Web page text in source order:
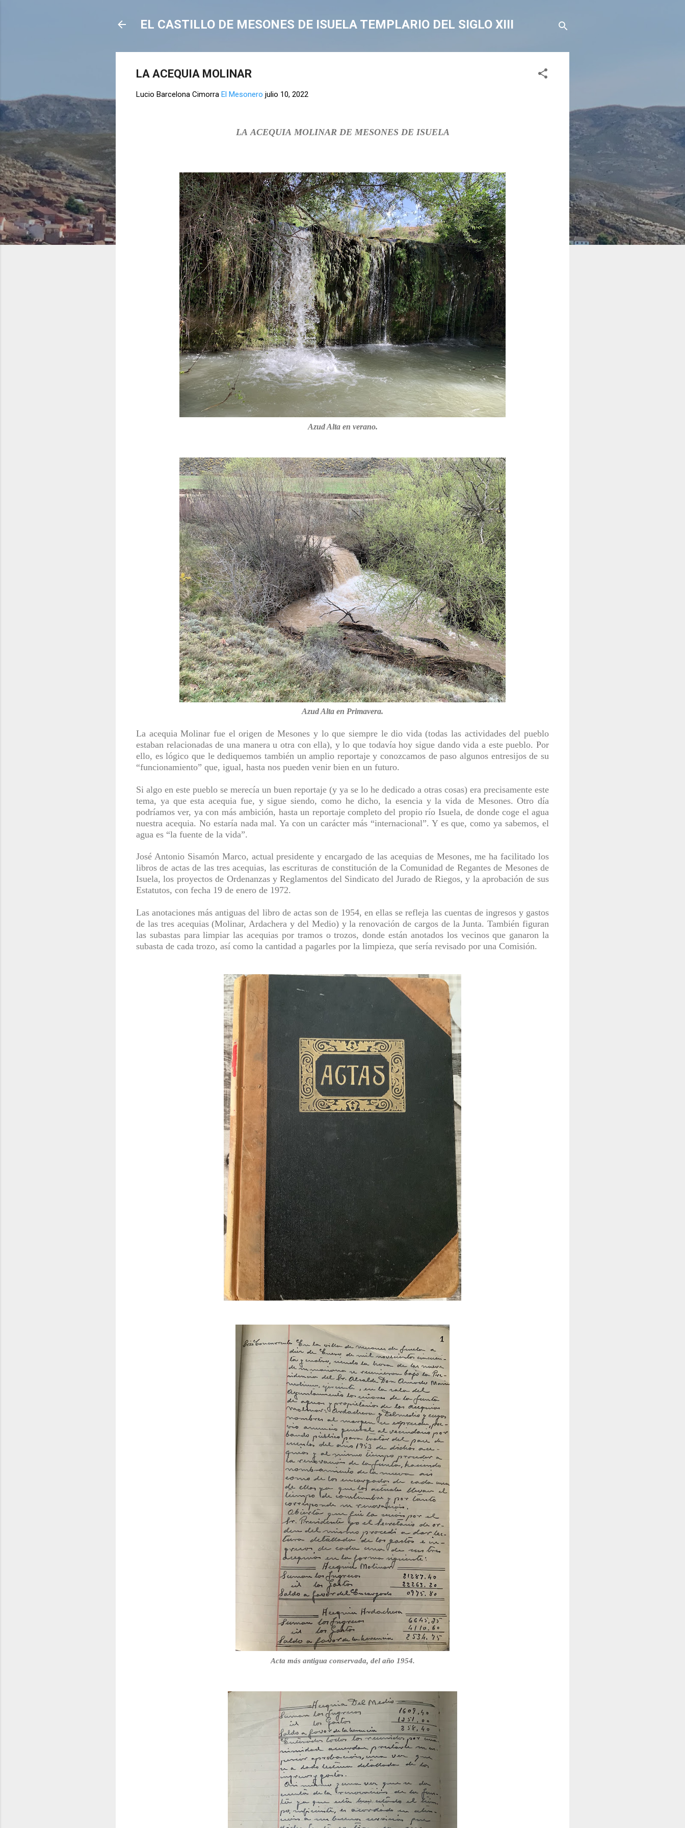
EL CASTILLO DE MESONES DE ISUELA TEMPLARIO DEL SIGLO XIII
LA ACEQUIA MOLINAR
Lucio Barcelona Cimorra El Mesonero julio 10, 2022
LA ACEQUIA MOLINAR DE MESONES DE ISUELA
Azud Alta en verano.
Azud Alta en Primavera.
La acequia Molinar fue el origen de Mesones y lo que siempre le dio vida (todas las actividades del pueblo
estaban relacionadas de una manera u otra con ella), y lo que todavía hoy sigue dando vida a este pueblo. Por
ello, es lógico que le dediquemos también un amplio reportaje y conozcamos de paso algunos entresijos de su
“funcionamiento” que, igual, hasta nos pueden venir bien en un futuro.
Si algo en este pueblo se merecía un buen reportaje (y ya se lo he dedicado a otras cosas) era precisamente este
tema, ya que esta acequia fue, y sigue siendo, como he dicho, la esencia y la vida de Mesones. Otro día
podríamos ver, ya con más ambición, hasta un reportaje completo del propio río Isuela, de donde coge el agua
nuestra acequia. No estaría nada mal. Ya con un carácter más “internacional”. Y es que, como ya sabemos, el
agua es “la fuente de la vida”.
José Antonio Sisamón Marco, actual presidente y encargado de las acequias de Mesones, me ha facilitado los
libros de actasde las tresacequias, las escrituras de constitución de la Comunidad de Regantes de Mesones de
Isuela, los proyectos de Ordenanzas y Reglamentos del Sindicato del Jurado de Riegos, y la aprobación de sus
Estatutos, con fecha 19 de enero de 1972.
Las anotaciones más antiguas del libro de actas son de 1954, en ellas se refleja las cuentas de ingresos y gastos
de las tres acequias (Molinar, Ardachera y del Medio) y la renovación de cargos de la Junta. También figuran
las subastas para limpiar las acequias por tramos o trozos, donde están anotados los vecinos que ganaron la
subasta de cada trozo, así como la cantidad a pagarles por la limpieza, que sería revisado por una Comisión.
Acta más antigua conservada, del año 1954.